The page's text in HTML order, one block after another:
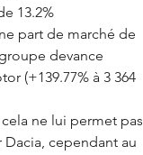
13.2%
part de marché de
devance
(+139.77% à 3 364
ne lui permet pas
cependant au